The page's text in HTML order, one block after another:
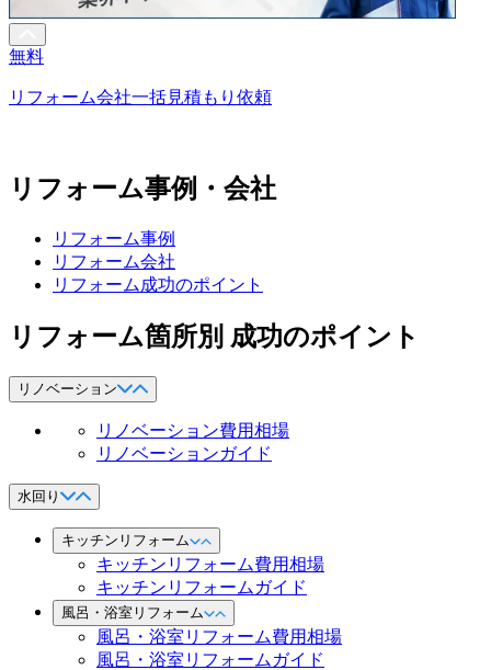
無料
リフォーム会社一括見積もり依頼
リフォーム事例・会社
リフォーム事例
リフォーム会社
リフォーム成功のポイント
リフォーム箇所別 成功のポイント
リノベーション
リノベーション費用相場
リノベーションガイド
水回り
キッチンリフォーム
キッチンリフォーム費用相場
キッチンリフォームガイド
風呂・浴室リフォーム
風呂・浴室リフォーム費用相場
風呂・浴室リフォームガイド